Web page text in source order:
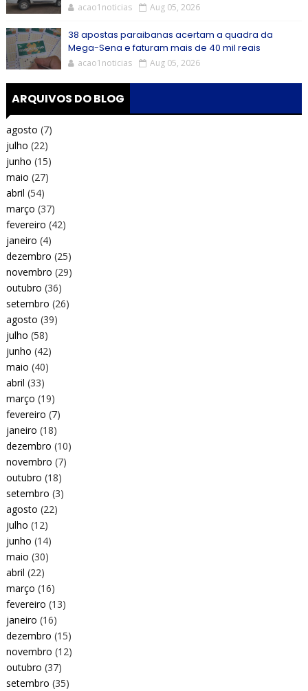
acao1noticias Aug 05, 2026
38 apostas paraibanas acertam a quadra da
Mega-Sena e faturam mais de 40 mil reais
acao1noticias Aug 05, 2026
ARQUIVOS DO BLOG
agosto (7)
julho (22)
junho (15)
maio (27)
abril (54)
março (37)
fevereiro (42)
janeiro (4)
dezembro (25)
novembro (29)
outubro (36)
setembro (26)
agosto (39)
julho (58)
junho (42)
maio (40)
abril (33)
março (19)
fevereiro (7)
janeiro (18)
dezembro (10)
novembro (7)
outubro (18)
setembro (3)
agosto (22)
julho (12)
junho (14)
maio (30)
abril (22)
março (16)
fevereiro (13)
janeiro (16)
dezembro (15)
novembro (12)
outubro (37)
setembro (35)